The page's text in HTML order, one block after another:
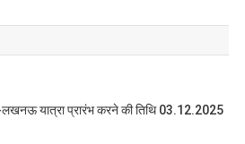
लखनऊ यात्रा प्रारंभ करने की तिथि 03.12.2025